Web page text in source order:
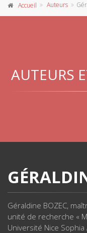
Accueil Auteurs
AUTEURS
Géraldine BOZEC,
unité de recherche «
Université Nice Sophia